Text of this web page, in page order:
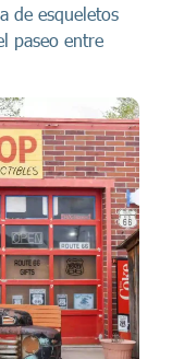
de esqueletos
paseo entre